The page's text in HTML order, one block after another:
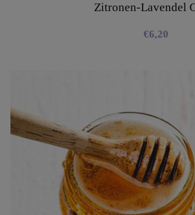
Zitronen-Lavendel
€6,20